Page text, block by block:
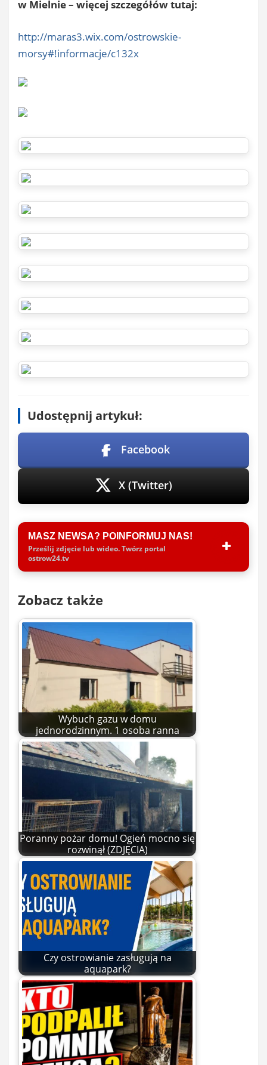
w Mielnie – więcej szczegółów tutaj:
http://maras3.wix.com/ostrowskie-
morsy#!informacje/c132x
Udostępnij artykuł:
Facebook
X (Twitter)
MASZ NEWSA? POINFORMUJ NAS!
Prześlij zdjęcie lub wideo. Twórz portal
ostrow24.tv
Zobacz także
Wybuch gazu w domu
jednorodzinnym. 1 osoba ranna
Poranny pożar domu! Ogień mocno się
rozwinął (ZDJĘCIA)
Czy ostrowianie zasługują na
aquapark?